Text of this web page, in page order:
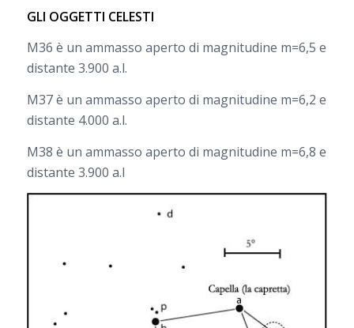
GLI OGGETTI CELESTI
M36 è un ammasso aperto di magnitudine m=6,5 e
distante 3.900 a.l.
M37 è un ammasso aperto di magnitudine m=6,2 e
distante 4.000 a.l.
M38 è un ammasso aperto di magnitudine m=6,8 e
distante 3.900 a.l